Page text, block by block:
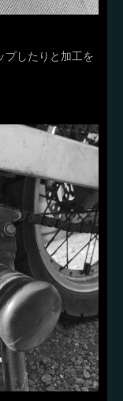
プしたりと加工を